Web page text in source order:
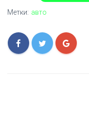
Метки: авто